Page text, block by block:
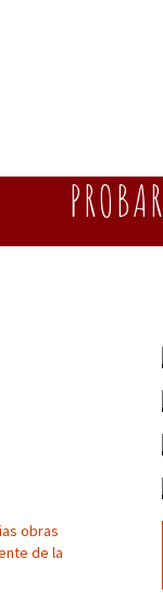
PROBAR
obras
de la